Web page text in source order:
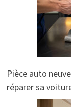
Pièce auto
réparer sa